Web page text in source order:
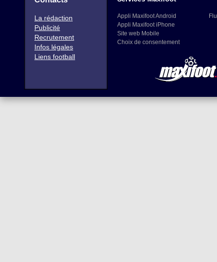
La rédaction
Publicité
Recrutement
Infos légales
Liens football
Appli Maxifoot Android
Appli Maxifoot iPhone
Site web Mobile
Choix de consentement